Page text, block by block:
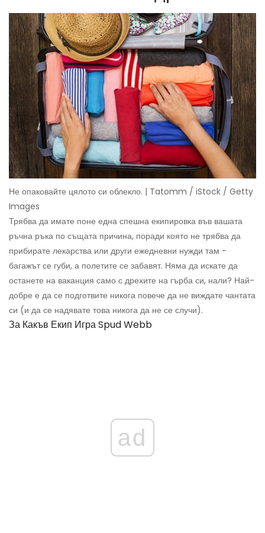
Не опаковайте цялото си облекло. | Tatomm / iStock / Getty
Images
Трябва да имате поне една спешна екипировка във вашата
ръчна ръка по същата причина, поради която не трябва да
прибирате лекарства или други ежедневни нужди там -
багажът се губи, а полетите се забавят. Няма да искате да
останете на ваканция само с дрехите на гърба си, нали? Най-
добре е да се подготвите никога повече да не виждате чантата
си (и да се надявате това никога да не се случи).
За Какъв Екип Игра Spud Webb
ad